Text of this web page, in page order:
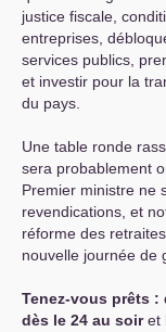
justice fiscale,
entreprises,
services publics,
et investir pour la
du pays.
Une table ronde
sera probablement
Premier ministre ne
revendications, et
réforme des
nouvelle journée de
Tenez-vous prêts
dès le 24 au soiret